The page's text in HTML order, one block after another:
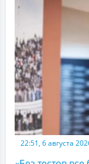
22:51, 6 августа